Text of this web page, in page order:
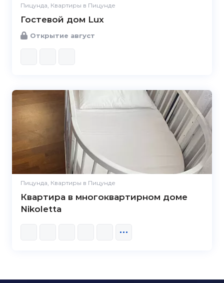
Пицунда, Квартиры в Пицунде
Гостевой дом Lux
Открытие август
Пицунда, Квартиры в Пицунде
Квартира в многоквартирном доме
Nikoletta